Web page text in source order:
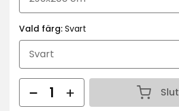
Vald färg: Svart
Antal